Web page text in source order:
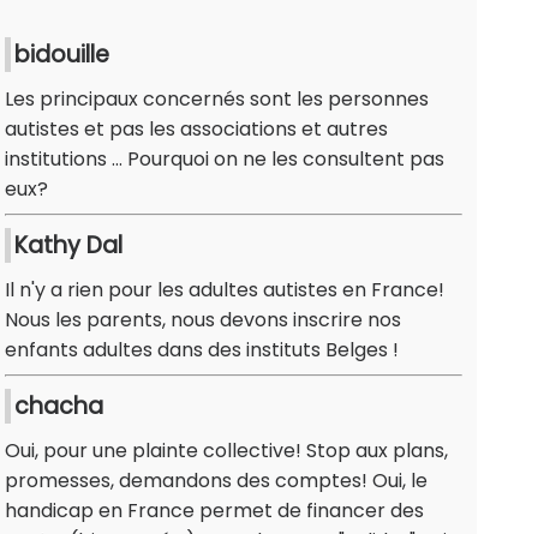
bidouille
Les principaux concernés sont les personnes
autistes et pas les associations et autres
institutions ... Pourquoi on ne les consultent pas
eux?
Kathy Dal
Il n'y a rien pour les adultes autistes en France!
Nous les parents, nous devons inscrire nos
enfants adultes dans des instituts Belges !
chacha
Oui, pour une plainte collective! Stop aux plans,
promesses, demandons des comptes! Oui, le
handicap en France permet de financer des